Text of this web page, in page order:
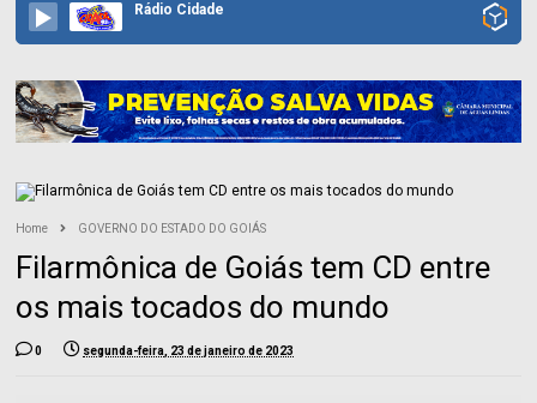
Rádio Cidade
Home GOVERNO DO ESTADO DO GOIÁS
Filarmônica de Goiás tem CD entre
os mais tocados do mundo
0 segunda-feira, 23 de janeiro de 2023